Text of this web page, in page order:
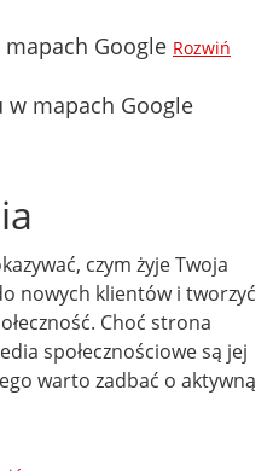
mapach Google Rozwiń
mapach Google
czym żyje Twoja
nowych klientów i tworzyć
Choć strona
społecznościowe są jej
warto zadbać o aktywną